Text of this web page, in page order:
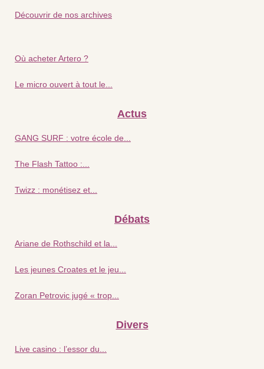
Découvrir de nos archives
Où acheter Artero ?
Le micro ouvert à tout le...
Actus
GANG SURF : votre école de...
The Flash Tattoo :...
Twizz : monétisez et...
Débats
Ariane de Rothschild et la...
Les jeunes Croates et le jeu...
Zoran Petrovic jugé « trop...
Divers
Live casino : l’essor du...